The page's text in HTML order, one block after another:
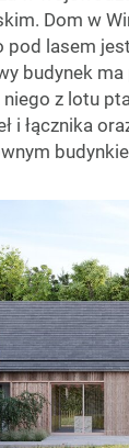
Dom w
pod lasem
budynek
z lotu
i łącznika